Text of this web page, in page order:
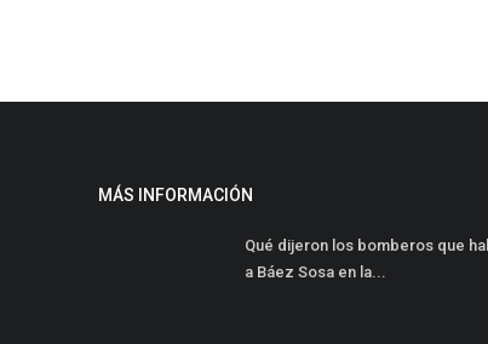
MÁS INFORMACIÓN
Qué dijeron los bomberos que
a Báez Sosa en la...